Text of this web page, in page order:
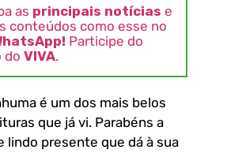
as principais notícias e
conteúdos como esse no
Participe do
do VIVA.
é um dos mais belos
que já vi. Parabéns a
lindo presente que dá à sua